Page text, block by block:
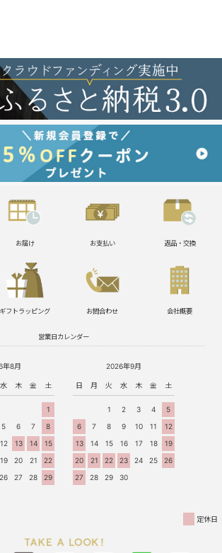
お届け お支払い 返品・交換
ギフトラッピング お問合わせ 会社概要
営業日カレンダー
年8月
水 木 金 土
1
5 6 7
8
12 13 14
15
19 20 21
22
26 27 28
29
2026年9月
日 月 火 水 木 金 土
1 2 3 4
5
6
7 8 9 10 11
12
13
14 15 16 17 18
19
20
21 22 23 24 25
26
27
28 29 30
定休日